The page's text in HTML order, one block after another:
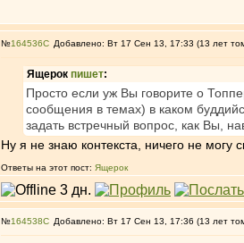
№164536 Добавлено: Вт 17 Сен 13, 17:33 (13 лет
Ящерок пишет:
Просто если уж Вы говорите о
сообщения в темах) в каком
задать встречный вопрос, как Вы,
Ну я не знаю контекста, ничего не могу
Ответы на этот пост: Ящерок
№164538 Добавлено: Вт 17 Сен 13, 17:36 (13 лет